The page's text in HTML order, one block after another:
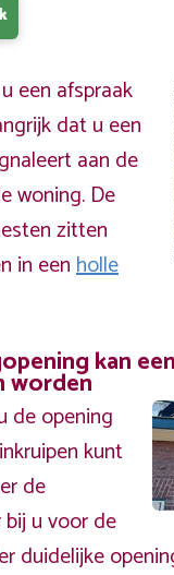
een afspraak
dat u een
aan de
woning. De
zitten
in eenholle
kan
worden
de opening
kunt
de
u voor de
duidelijke